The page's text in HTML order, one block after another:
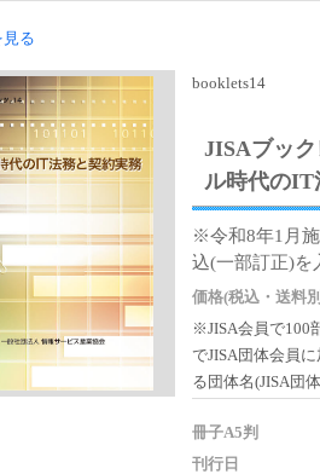
る
booklets14
JISAブッ
ル時代のIT
※令和8年1月
込(一部訂正)を
価格(税込・送料
※JISA会員で100
でJISA団体会員
る団体名(JISA団
冊子A5判
刊行日